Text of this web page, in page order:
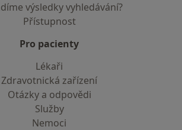
výsledky vyhledávání?
Přístupnost
Pro pacienty
Lékaři
Zdravotnická zařízení
Otázky a odpovědi
Služby
Nemoci